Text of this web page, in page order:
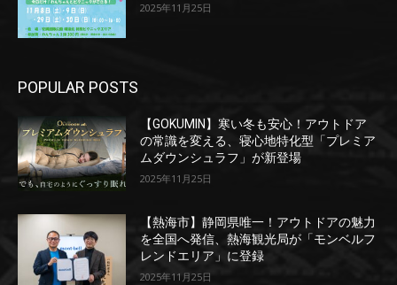
2025年11月25日
POPULAR POSTS
【GOKUMIN】寒い冬も安心！アウトドア
の常識を変える、寝心地特化型「プレミア
ムダウンシュラフ」が新登場
2025年11月25日
【熱海市】静岡県唯一！アウトドアの魅力
を全国へ発信、熱海観光局が「モンベルフ
レンドエリア」に登録
2025年11月25日